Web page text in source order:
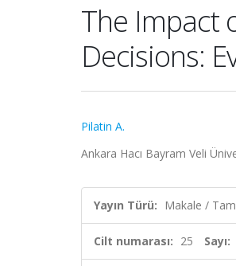
The Impact
Decisions:
Pilatin A.
Ankara Hacı Bayram Veli
Yayın Türü: Makale /
Cilt numarası: 25 Sayı: